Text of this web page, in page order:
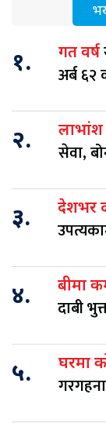
१. गत वर्ष
अर्ब ६२
२. लाभांश
सेवा,
३. देशभर
४. बीमा
दाबी
५. घरमा